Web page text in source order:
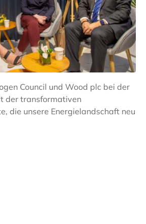
Council und Wood plc bei der
der transformativen
die unsere Energielandschaft neu